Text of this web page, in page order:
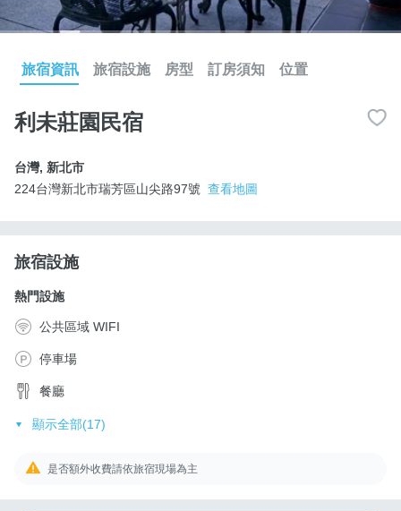
旅宿資訊 旅宿設施 房型 訂房須知 位置
利未莊園民宿
台灣, 新北市
224台灣新北市瑞芳區山尖路97號 查看地圖
旅宿設施
熱門設施
公共區域 WIFI
停車場
餐廳
顯示全部(17)
是否額外收費請依旅宿現場為主